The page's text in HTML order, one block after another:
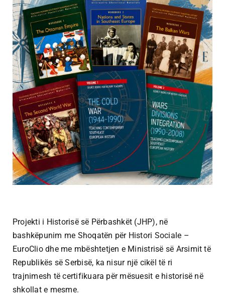
Projekti i Historisë së Përbashkët (JHP), në
bashkëpunim me Shoqatën për Histori Sociale –
EuroClio dhe me mbështetjen e Ministrisë së Arsimit të
Republikës së Serbisë, ka nisur një cikël të ri
trajnimesh të certifikuara për mësuesit e historisë në
shkollat e mesme.